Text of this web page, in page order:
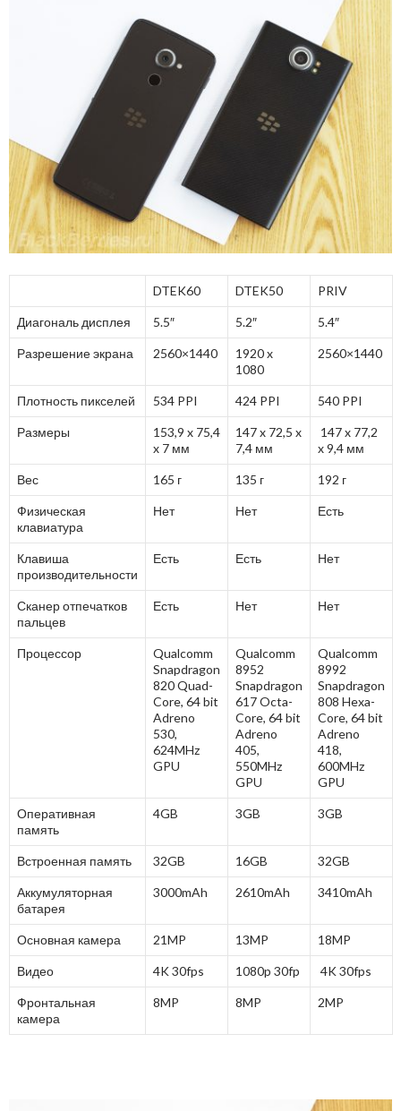
DTEK60 DTEK50 PRIV
Диагональ дисплея 5.5″ 5.2″ 5.4″
Разрешение экрана 2560×1440
1920 x
1080
2560×1440
Плотность пикселей 534 PPI 424 PPI 540 PPI
Размеры
153,9 x 75,4
x 7 мм
147 x 72,5 x
7,4 мм
147 x 77,2
x 9,4 мм
Вес 165 г 135 г 192 г
Физическая
клавиатура
Нет Нет Есть
Клавиша
производительности
Есть Есть Нет
Сканер отпечатков
пальцев
Есть Нет Нет
Процессор
Qualcomm
Snapdragon
820 Quad-
Core, 64 bit
Adreno
530,
624MHz
GPU
Qualcomm
8952
Snapdragon
617 Octa-
Core, 64 bit
Adreno
405,
550MHz
GPU
Qualcomm
8992
Snapdragon
808 Hexa-
Core, 64 bit
Adreno
418,
600MHz
GPU
Оперативная
память
4GB 3GB 3GB
Встроенная память 32GB 16GB 32GB
Аккумуляторная
батарея
3000mAh 2610mAh 3410mAh
Основная камера 21MP 13MP 18MP
Видео 4K 30fps 1080p 30fp 4K 30fps
Фронтальная
камера
8MP 8MP 2MP